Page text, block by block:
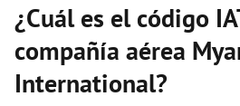
¿Cuál es el código
compañía aérea
International?